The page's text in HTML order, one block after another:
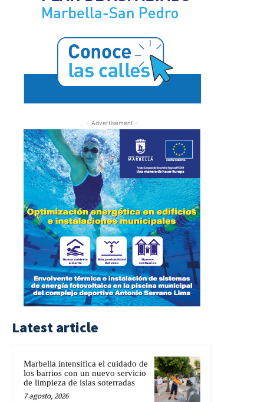
- Advertisement -
Latest article
Marbella intensifica el cuidado de
los barrios con un nuevo servicio
de limpieza de islas soterradas
7 agosto, 2026